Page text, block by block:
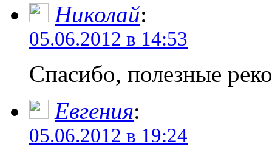
Николай:
05.06.2012 в 14:53
Спасибо, полезные
Евгения:
05.06.2012 в 19:24